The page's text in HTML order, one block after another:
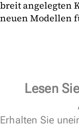
breit angelegten
neuen Modellen
Lesen
Erhalten Sie